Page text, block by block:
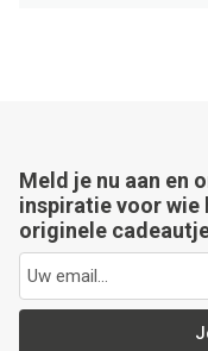
Meld je nu aan en
inspiratie voor wie
originele